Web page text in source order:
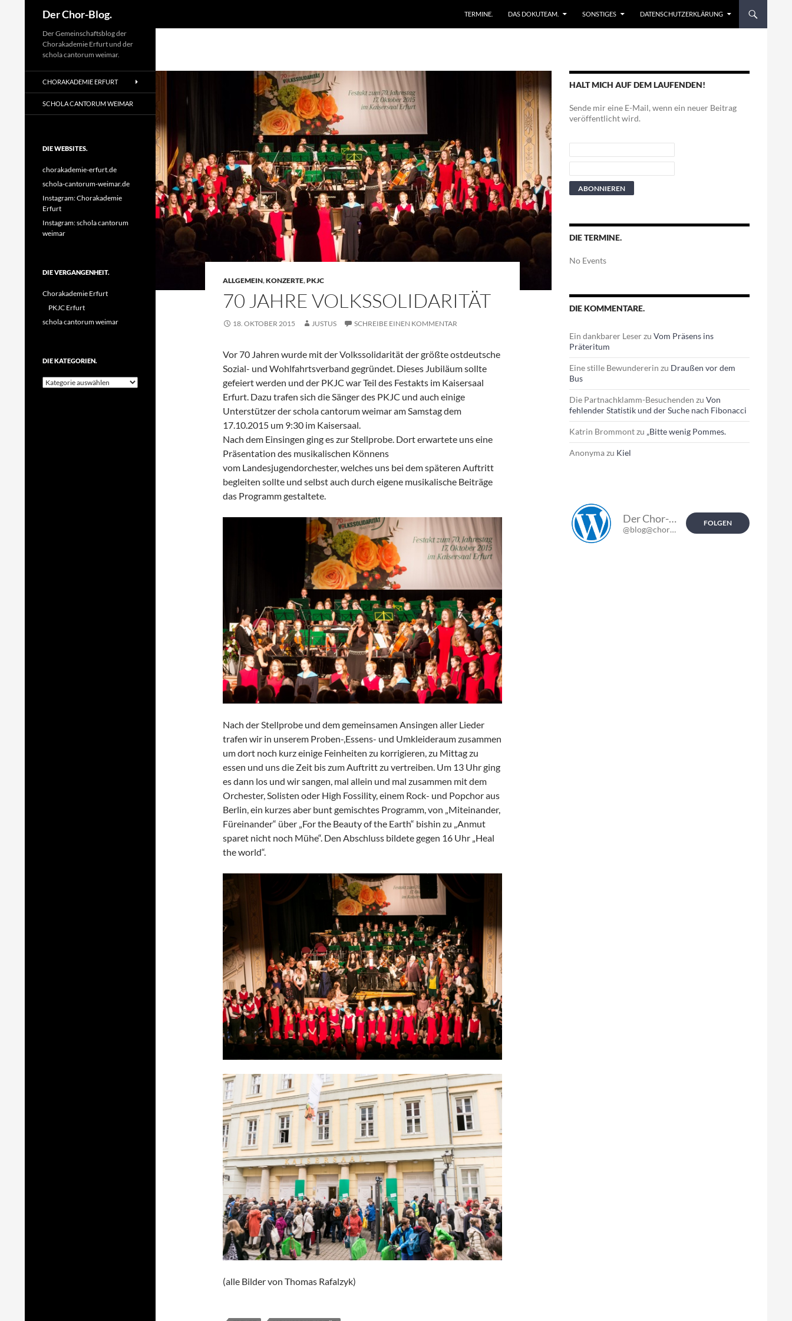
Der Chor-Blog.
TERMINE.
DAS DOKUTEAM. SONSTIGES DATENSCHUTZERKLÄRUNG
ALLGEMEIN,KONZERTE,PKJC
70 JAHRE VOLKSSOLIDARITÄT
18. OKTOBER 2015 JUSTUS SCHREIBE EINEN KOMMENTAR
Vor 70 Jahren wurde mit der Volkssolidarität der größte ostdeutsche
Sozial- und Wohlfahrtsverband gegründet. Dieses Jubiläum sollte
gefeiert werden und der PKJC war Teil des Festakts im Kaisersaal
Erfurt. Dazu trafen sich die Sänger des PKJC und auch einige
Unterstützer der schola cantorum weimar am Samstag dem
17.10.2015 um 9:30 im Kaisersaal.
Nach dem Einsingen ging es zur Stellprobe. Dort erwartete uns eine
Präsentation des musikalischen Könnens
vom Landesjugendorchester, welches uns bei dem späteren Auftritt
begleiten sollte und selbst auch durch eigene musikalische Beiträge
das Programm gestaltete.
Nach der Stellprobe und dem gemeinsamen Ansingen aller Lieder
trafen wir in unserem Proben-,Essens- und Umkleideraum zusammen
um dort noch kurz einige Feinheiten zu korrigieren, zu Mittag zu
essen und uns die Zeit bis zum Auftritt zu vertreiben. Um 13 Uhr ging
es dann los und wir sangen, mal allein und mal zusammen mit dem
Orchester, Solisten oder High Fossility, einem Rock- und Popchor aus
Berlin, ein kurzes aber bunt gemischtes Programm, von „Miteinander,
Füreinander“ über „For the Beauty of the Earth“ bishin zu „Anmut
sparet nicht noch Mühe“. Den Abschluss bildete gegen 16 Uhr „Heal
the world“.
(alle Bilder von Thomas Rafalzyk)
HALT MICH AUF DEM LAUFENDEN!
Sende mir eine E-Mail, wenn ein neuer Beitrag
veröffentlicht wird.
DIE TERMINE.
No Events
DIE KOMMENTARE.
Ein dankbarer Leserzu Vom Präsens ins
Präteritum
Eine stille Bewundererin zu Draußen vor dem
Bus
Die Partnachklamm-Besuchenden zu Von
fehlender Statistik und der Suche nach Fibonacci
Katrin Brommontzu „Bitte wenig Pommes.
Anonymazu Kiel
Der Chor-Blog.
@blog@chor-blog.de
FOLGEN
Der Gemeinschaftsblog der
Chorakademie Erfurt und der
schola cantorum weimar.
CHORAKADEMIE ERFURT
SCHOLA CANTORUM WEIMAR
DIE WEBSITES.
chorakademie-erfurt.de
schola-cantorum-weimar.de
Instagram: Chorakademie
Erfurt
Instagram: schola cantorum
weimar
DIE VERGANGENHEIT.
Chorakademie Erfurt
PKJC Erfurt
schola cantorum weimar
DIE KATEGORIEN.
Die